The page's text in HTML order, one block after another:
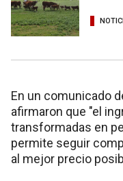
En un comunicado
afirmaron que "el
transformadas en
permite seguir
al mejor precio